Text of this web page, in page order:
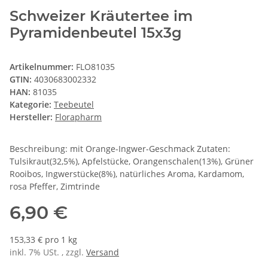
Schweizer Kräutertee im
Pyramidenbeutel 15x3g
Artikelnummer: FLO81035
GTIN: 4030683002332
HAN: 81035
Kategorie: Teebeutel
Hersteller: Florapharm
Beschreibung: mit Orange-Ingwer-Geschmack Zutaten:
Tulsikraut(32,5%), Apfelstücke, Orangenschalen(13%), Grüner
Rooibos, Ingwerstücke(8%), natürliches Aroma, Kardamom,
rosa Pfeffer, Zimtrinde
6,90 €
153,33 € pro 1 kg
inkl. 7% USt. , zzgl. Versand